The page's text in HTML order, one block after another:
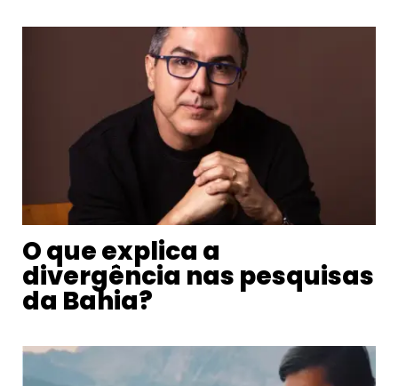
O que explica a
divergência nas pesquisas
da Bahia?